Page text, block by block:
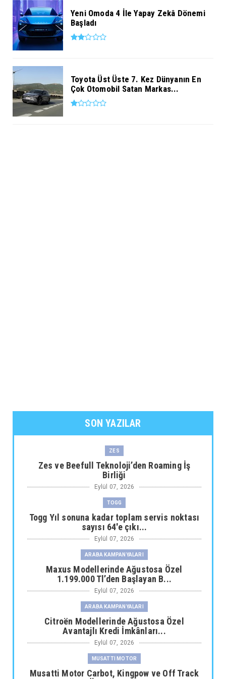
Yeni Omoda 4 İle Yapay Zekâ Dönemi
Başladı
Toyota Üst Üste 7. Kez Dünyanın En
Çok Otomobil Satan Markas...
SON YAZILAR
ZES
Zes ve Beefull Teknoloji’den Roaming İş
Birliği
Eylül 07, 2026
TOGG
Togg Yıl sonuna kadar toplam servis noktası
sayısı 64'e çıkı...
Eylül 07, 2026
ARABA KAMPANYALARI
Maxus Modellerinde Ağustosa Özel
1.199.000 Tl’den Başlayan B...
Eylül 07, 2026
ARABA KAMPANYALARI
Citroën Modellerinde Ağustosa Özel
Avantajlı Kredi İmkânları...
Eylül 07, 2026
MUSATTI MOTOR
Musatti Motor Carbot, Kingpow ve Off Track